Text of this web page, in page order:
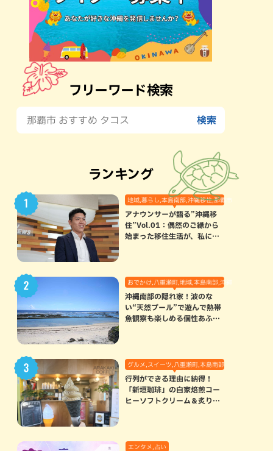
フリーワード検索
ランキング
地域,暮らし,本島南部,沖縄移住,那覇市
アナウンサーが語る”沖縄移
住”Vol.01：偶然のご縁から
始まった移住生活が、私にと
おでかけ,八重瀬町,地域,本島南部,沖縄の海,自然
沖縄南部の隠れ家！波のな
い“天然プール”で遊んで熱帯
魚観察も楽しめる個性あふれ
グルメ,スイーツ,八重瀬町,本島南部
行列ができる理由に納得！
「新垣珈琲」の自家焙煎コー
ヒーソフトクリーム＆炙りマ
エンタメ,占い